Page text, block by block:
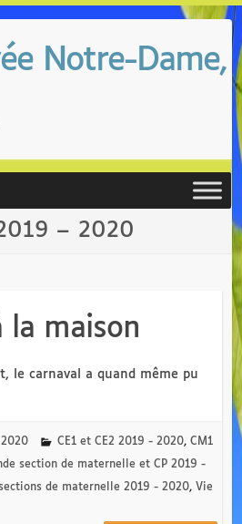
Notre-Dame,
– 2020
la maison
le carnaval a quand même pu
CE1 et CE2 2019 - 2020, CM1
section de maternelle et CP 2019 -
de maternelle 2019 - 2020, Vie